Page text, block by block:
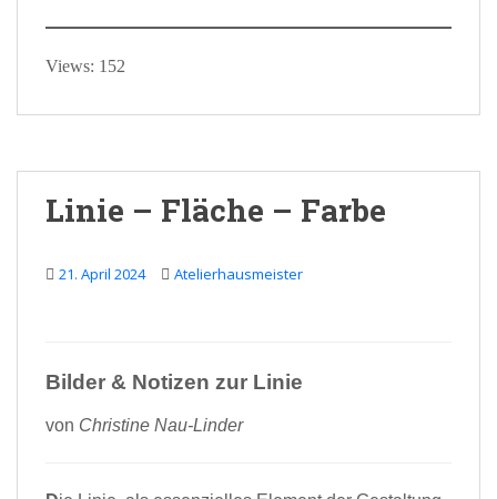
Views: 152
Linie – Fläche – Farbe
21. April 2024 Atelierhausmeister
Bilder & Notizen zur Linie
von Christine Nau-Linder